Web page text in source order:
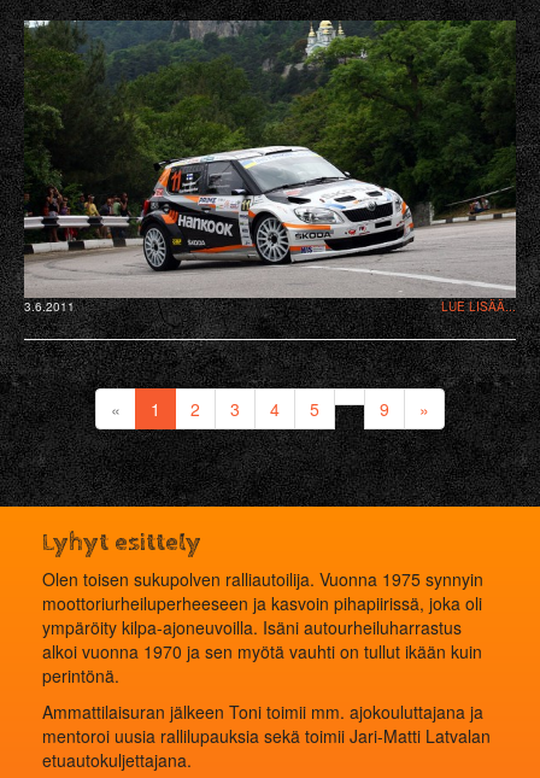
3.6.2011 LUE LISÄÄ...
« 1 2 3 4 5 9 »
Lyhyt esittely
Olen toisen sukupolven ralliautoilija. Vuonna 1975 synnyin
moottoriurheiluperheeseen ja kasvoin pihapiirissä, joka oli
ympäröity kilpa-ajoneuvoilla. Isäni autourheiluharrastus
alkoi vuonna 1970 ja sen myötä vauhti on tullut ikään kuin
perintönä.
Ammattilaisuran jälkeen Toni toimii mm. ajokouluttajana ja
mentoroi uusia rallilupauksia sekä toimii Jari-Matti Latvalan
etuautokuljettajana.